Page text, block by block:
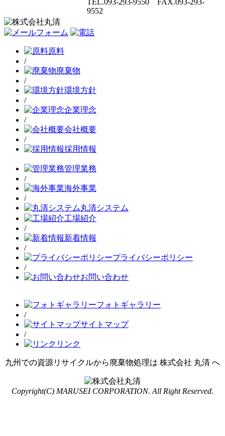
9552
原料
/
廃棄物
/
環境方針
/
企業理念
/
会社概要
/
採用情報
管理業務
/
海外事業
/
丸清システム
工場紹介
/
新着情報
/
プライバシーポリシー
/
お問い合わせ
フォトギャラリー
/
サイトマップ
/
リンク
九州での資源リサイクルから廃棄物処理は 株式会社 丸清 へ
Copyright(C) MARUSEI CORPORATION. All Right Reserved.